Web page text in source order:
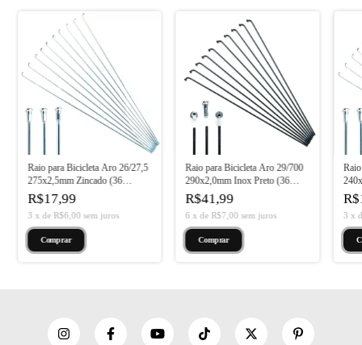
Raio para Bicicleta Aro 26/27,5
275x2,5mm Zincado (36
Unidades)
R$17,99
3 x de R$6,00 sem juros
Raio para Bicicleta Aro 29/700
290x2,0mm Inox Preto (36
Unidades)
R$41,99
6 xde R$7,00 sem juros 3 x